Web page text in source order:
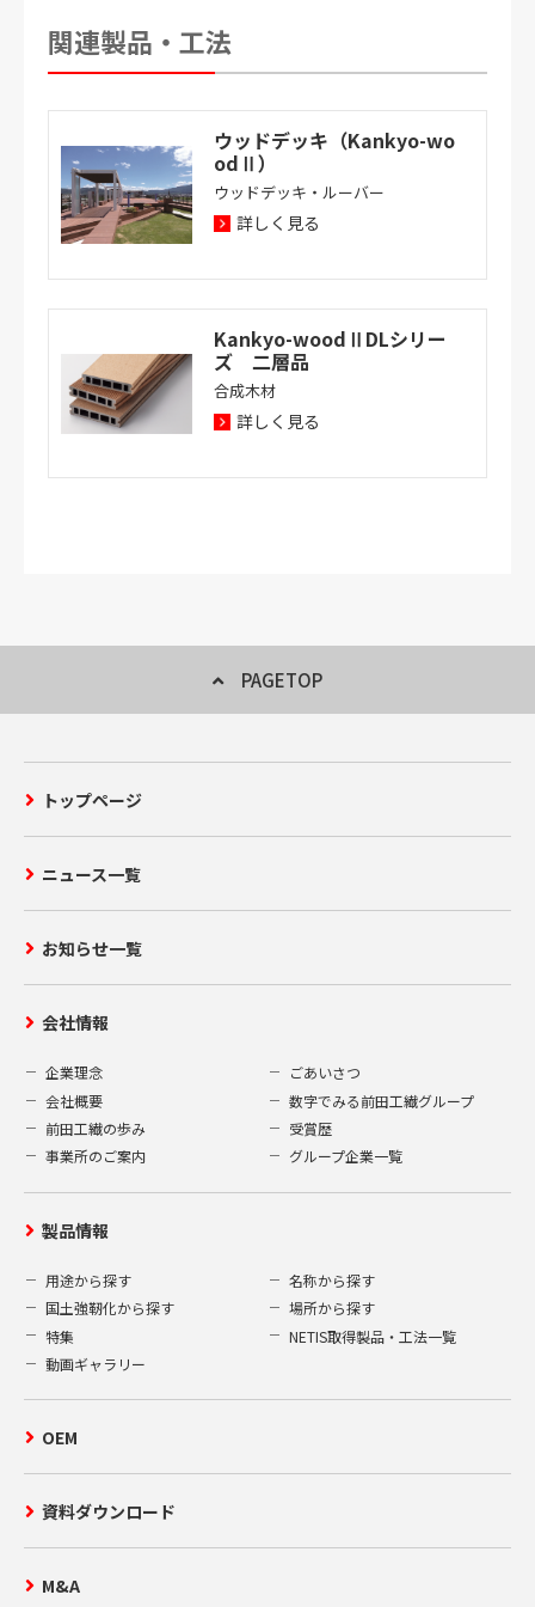
関連製品・工法
ウッドデッキ（Kankyo-wo
odⅡ）
ウッドデッキ・ルーバー
詳しく見る
Kankyo-woodⅡDLシリー
ズ 二層品
合成木材
詳しく見る
PAGETOP
トップページ
ニュース一覧
お知らせ一覧
会社情報
企業理念
ごあいさつ
会社概要
数字でみる前田工繊グループ
前田工繊の歩み
受賞歴
事業所のご案内
グループ企業一覧
製品情報
用途から探す
名称から探す
国土強靭化から探す
場所から探す
特集
NETIS取得製品・工法一覧
動画ギャラリー
OEM
資料ダウンロード
M&A